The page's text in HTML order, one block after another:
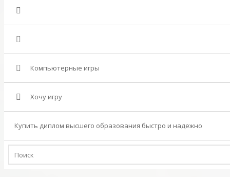
Компьютерные игры
Хочу игру
Купить диплом высшего образования быстро и надежно